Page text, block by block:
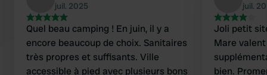
juil. 2025
Quel beau camping ! En juin, il y a
encore beaucoup de choix. Sanitaires
très propres et suffisants. Ville
accessible à pied avec plusieurs bons
juil.
Joli petit site. Les sites
Mare
supplémentaire.
bien. Promenade facile dans une belle